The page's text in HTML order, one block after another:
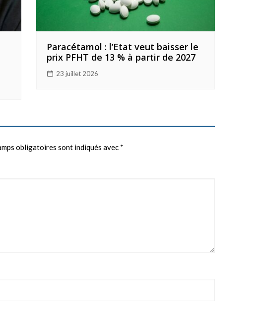
Paracétamol : l’Etat veut baisser le
prix PFHT de 13 % à partir de 2027
23 juillet 2026
obligatoires sont indiqués avec *